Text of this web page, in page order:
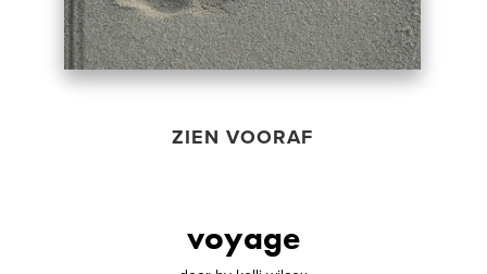
ZIEN VOORAF
voyage